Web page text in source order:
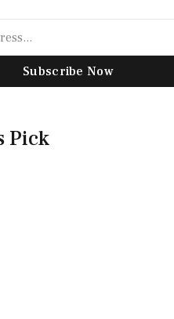
Subscribe Now
Pick